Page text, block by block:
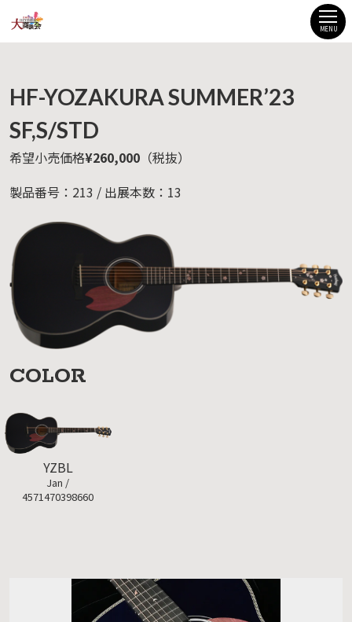
MENU
HF-YOZAKURA SUMMER’23
SF,S/STD
希望小売価格¥260,000 （税抜）
製品番号：213 / 出展本数：13
COLOR
YZBL
Jan /
4571470398660